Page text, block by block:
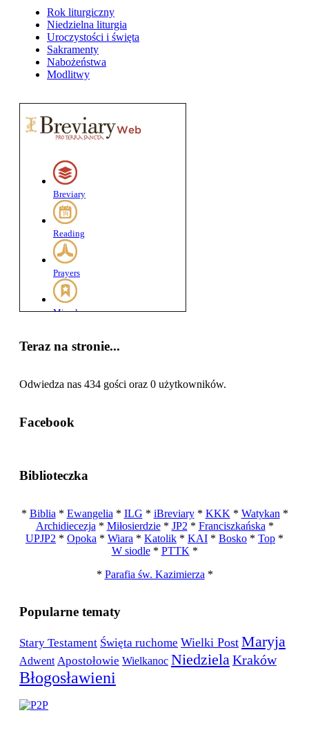
Rok liturgiczny
Niedzielna liturgia
Uroczystości i święta
Sakramenty
Nabożeństwa
Modlitwy
Teraz na stronie...
Odwiedza nas 434 gości oraz 0 użytkowników.
Facebook
Biblioteczka
* Biblia * Ewangelia * ILG * iBreviary* KKK * Watykan *
Archidiecezja * Miłosierdzie* JP2 * Franciszkańska *
UPJP2 * Opoka * Wiara * Katolik * KAI * Bosko * Top *
W siodle* PTTK *
* Parafia św. Kazimierza *
Popularne tematy
Stary Testament Święta ruchome Wielki Post Maryja
Adwent Apostołowie Wielkanoc NiedzielaKraków
Błogosławieni